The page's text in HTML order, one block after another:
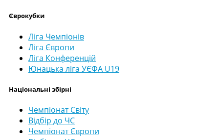
Єврокубки
Ліга Чемпіонів
Ліга Європи
Ліга Конференцій
Юнацька ліга УЄФА U19
Національні збірні
Чемпіонат Світу
Відбір до ЧС
Чемпіонат Європи